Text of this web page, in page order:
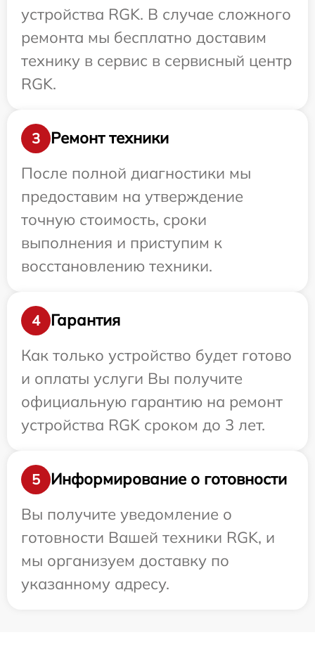
устройства RGK. В случае сложного
ремонта мы бесплатно доставим
технику в сервис в сервисный центр
RGK.
3
Ремонт техники
После полной диагностики мы
предоставим на утверждение
точную стоимость, сроки
выполнения и приступим к
восстановлению техники.
4
Гарантия
Как только устройство будет готово
и оплаты услуги Вы получите
официальную гарантию на ремонт
устройства RGK сроком до 3 лет.
5
Информирование о готовности
Вы получите уведомление о
готовности Вашей техники RGK, и
мы организуем доставку по
указанному адресу.